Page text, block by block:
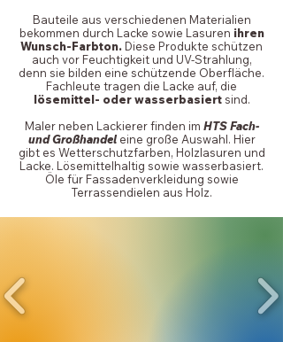
Bauteile aus verschiedenen Materialien
bekommen durch Lacke sowie Lasuren ihren
Wunsch-Farbton. Diese Produkte schützen
auch vor Feuchtigkeit und UV-Strahlung,
denn sie bilden eine schützende Oberfläche.
Fachleute tragen die Lacke auf, die
lösemittel- oder wasserbasiertsind.
Maler neben Lackierer finden im HTS Fach-
und Großhandeleine große Auswahl. Hier
gibt es Wetterschutzfarben, Holzlasuren und
Lacke. Lösemittelhaltig sowie wasserbasiert.
Öle für Fassadenverkleidung sowie
Terrassendielen aus Holz.